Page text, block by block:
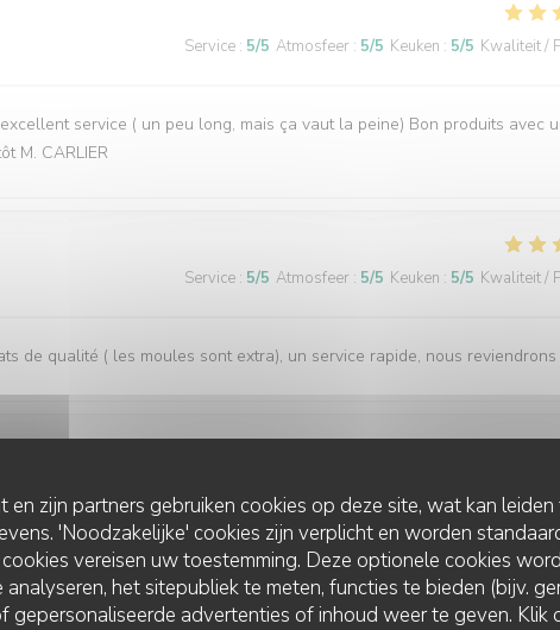
en zijn partners gebruiken cookies op deze site, wat kan
'Noodzakelijke' cookies zijn verplicht en worden
vereisen uw toestemming. Deze optionele cookies
analyseren, het sitepubliek te meten, functies te bieden (bijv.
gepersonaliseerde advertenties of inhoud weer te geven. Klik
Service : 5/5 Atmosfeer : 5/5 Keuken : 5/5 Kwaliteit /
service ( un peu long, mais ça vaut la peine) Bon produits avec
M. CARLIER
Service : 5/5 Atmosfeer : 5/5 Keuken : 5/5 Kwaliteit /
de qualité ( les moules sont extra), un service rapide, nous reviendrons
baie. Bravo au personnel de la cuisine. N’oubliez pas de réserver